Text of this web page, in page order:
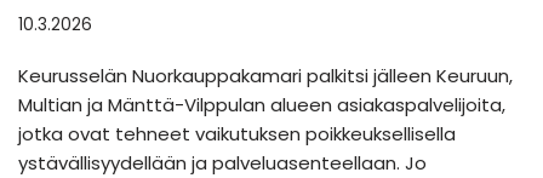
10.3.2026
Keurusselän Nuorkauppakamari palkitsi jälleen Keuruun,
Multian ja Mänttä-Vilppulan alueen asiakaspalvelijoita,
jotka ovat tehneet vaikutuksen poikkeuksellisella
ystävällisyydellään ja palveluasenteellaan. Jo